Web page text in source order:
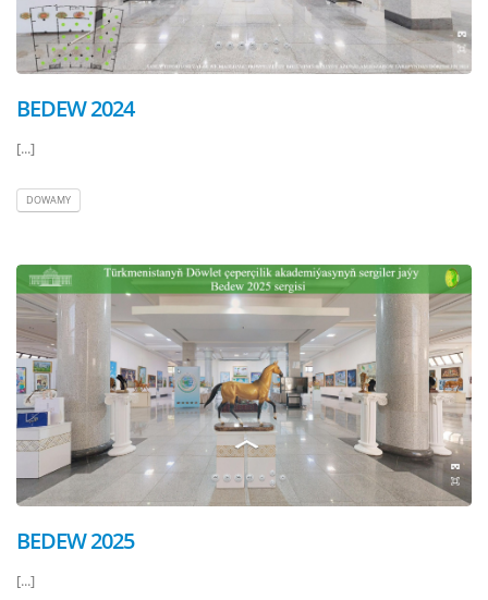
BEDEW 2024
[...]
DOWAMY
BEDEW 2025
[...]